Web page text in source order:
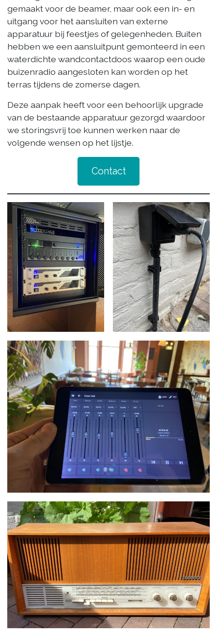
gemaakt voor de beamer, maar ook een in- en
uitgang voor het aansluiten van externe
apparatuur bij feestjes of gelegenheden. Buiten
hebben we een aansluitpunt gemonteerd in een
waterdichte wandcontactdoos waarop een oude
buizenradio aangesloten kan worden op het
terras tijdens de zomerse dagen.
Deze aanpak heeft voor een behoorlijk upgrade
van de bestaande apparatuur gezorgd waardoor
we storingsvrij toe kunnen werken naar de
volgende wensen op het lijstje.
Contact